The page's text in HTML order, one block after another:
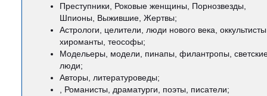
Преступники, Роковые женщины, Порнозвезды,
Шпионы, Выжившие, Жертвы;
Астрологи, целители, люди нового века,
хироманты, теософы;
Модельеры, модели, пинапы, филантропы,
люди;
Авторы, литературоведы;
, Романисты, драматурги, поэты, писатели;